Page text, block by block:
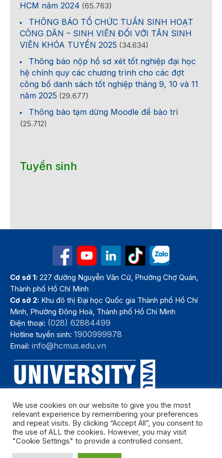
HCM năm 2024 (65.763)
THÔNG BÁO TỔ CHỨC TUẦN SINH HOẠT
CÔNG DÂN – SINH VIÊN ĐỐI VỚI TÂN SINH
VIÊN KHÓA TUYỂN 2025 (34.634)
Thông báo nộp hồ sơ xét tốt nghiệp đại học
hệ chính quy các chương trình cho các đợt
công bố danh sách tốt nghiệp tháng 9, 10 và 11
năm 2025 (29.677)
Thông báo tạm dừng Moodle để bảo trì
(25.712)
Tuyển sinh
Cơ sở 1: 227 đường Nguyễn Văn Cừ, Phường Chợ Quán,
Thành phố Hồ Chí Minh
Cơ sở 2: Khu đô thị Đại học Quốc gia Thành phố Hồ Chí
Minh, Phường Đông Hoà, Thành phố Hồ Chí Minh
Điện thoại: (028) 62884499
Hotline tuyển sinh:1900999978
Email:info@hcmus.edu.vn
Bản quyền thuộc Trường Đại học Khoa học tự nhiên, Đại học Quốc
We use cookies on our website to give you the most
relevant experience by remembering your preferences
and repeat visits. By clicking “Accept All”, you consent to
the use of ALL the cookies. However, you may visit
"Cookie Settings" to provide a controlled consent.